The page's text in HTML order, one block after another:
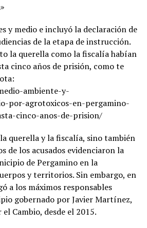
y medio e incluyó la declaración de
de la etapa de instrucción.
la querella como la fiscalía habían
cinco años de prisión, como te
ambiente-y-
por-agrotoxicos-en-pergamino-
cinco-anos-de-prision/
querella y la fiscalía, sino también
de los acusados evidenciaron la
de Pergamino en la
y territorios. Sin embargo, en
a los máximos responsables
gobernado por Javier Martínez,
Cambio, desde el 2015.